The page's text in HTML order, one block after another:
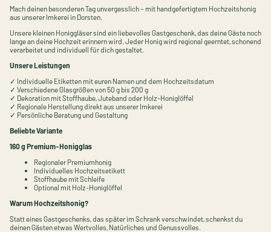
Mach deinen besonderen Tag unvergesslich – mit handgefertigtem Hochzeitshonig
aus unserer Imkerei in Dorsten.
Unsere kleinen Honiggläser sind ein liebevolles Gastgeschenk, das deine Gäste noch
lange an deine Hochzeit erinnern wird. Jeder Honig wird regional geerntet, schonend
verarbeitet und individuell für dich gestaltet.
Unsere Leistungen
✓ Individuelle Etiketten mit euren Namen und dem Hochzeitsdatum
✓ Verschiedene Glasgrößen von 50 g bis 200 g
✓ Dekoration mit Stoffhaube, Juteband oder Holz-Honiglöffel
✓ Regionale Herstellung direkt aus unserer Imkerei
✓ Persönliche Beratung und Gestaltung
Beliebte Variante
160 g Premium-Honigglas
Regionaler Premiumhonig
Individuelles Hochzeitsetikett
Stoffhaube mit Schleife
Optional mit Holz-Honiglöffel
Warum Hochzeitshonig?
Statt eines Gastgeschenks, das später im Schrank verschwindet, schenkst du
deinen Gästen etwas Wertvolles, Natürliches und Genussvolles.